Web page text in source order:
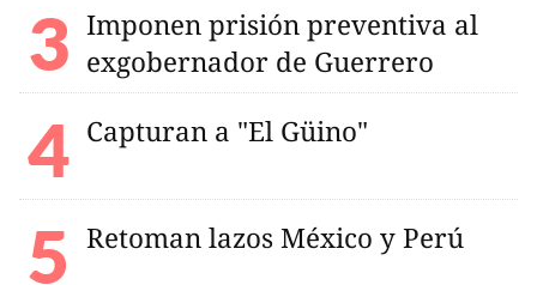
Imponen prisión preventiva al
exgobernador de Guerrero
Capturan a "El Güino"
Retoman lazos México y Perú